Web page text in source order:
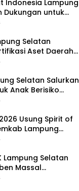
Indonesia Lampung
Dukungan untuk
2029
Selatan
Aset Daerah
dengan Kantor
Selatan Salurkan
Anak Berisiko
Usung Spirit of
Lampung
Festival Lebih
Lampung Selatan
Massal
Ikon Wisata